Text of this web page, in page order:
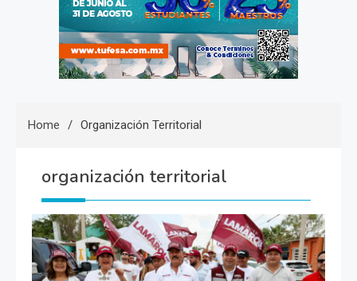
Home Organización Territorial
organización territorial